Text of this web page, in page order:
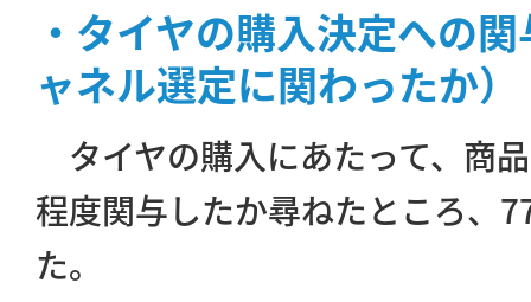
・タイヤの購入決定への
ャネル選定に関わったか）
タイヤの購入にあたって、商
程度関与したか尋ねたところ、
た。